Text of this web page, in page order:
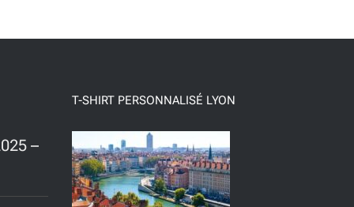
–
T-SHIRT PERSONNALISÉ LYON